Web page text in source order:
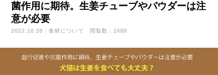
菌作用に期待。生姜チューブやパウダーは注
意が必要
2022.10.28 食材について 閲覧数：1688